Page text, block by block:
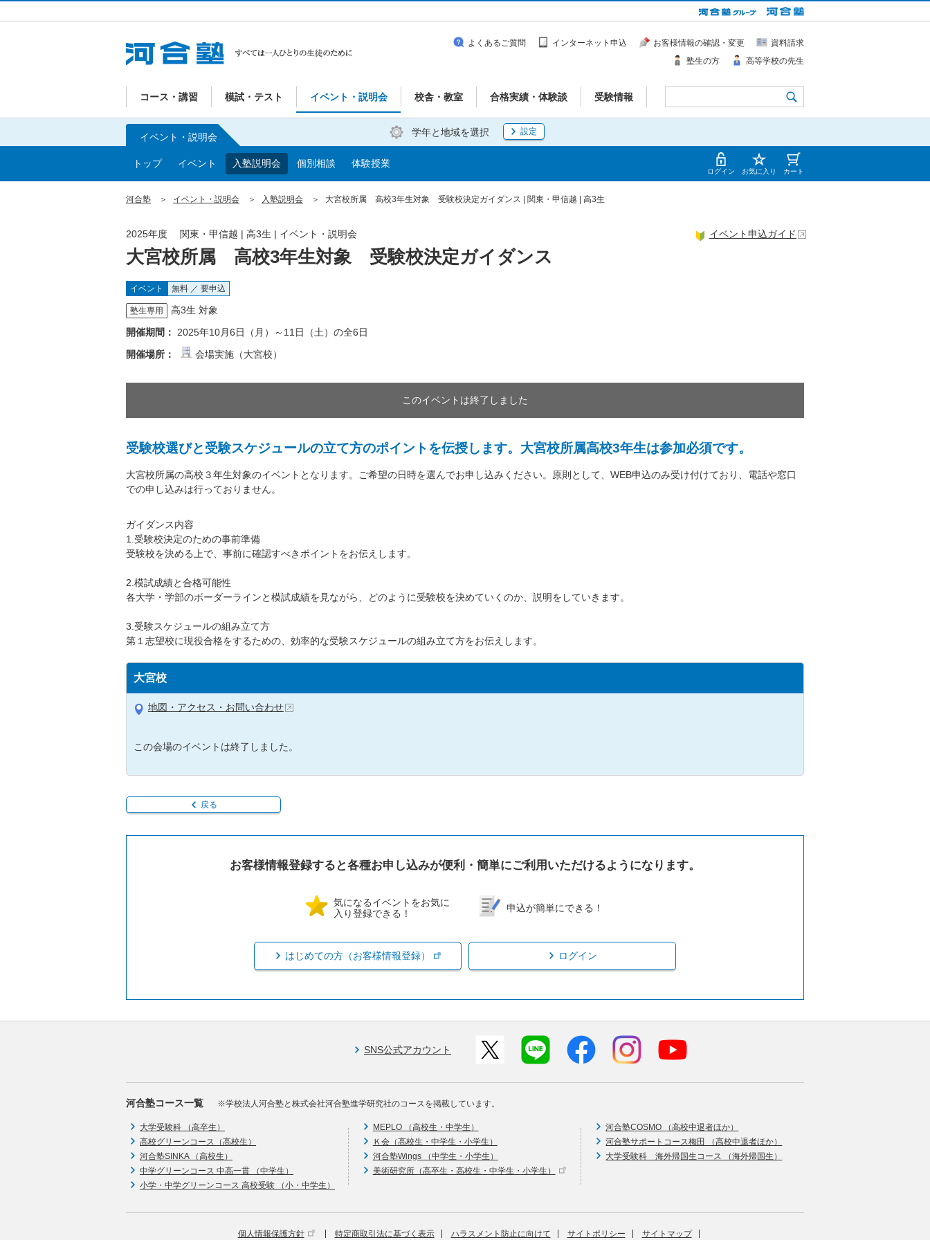
コース・講習 模試・テスト イベント・説明会 校舎・教室 合格実績・体験談 受験情報
よくあるご質問 インターネット申込 お客様情報の確認・変更
資料請求
塾生の方
高等学校の先生
学年と地域を選択 設定
イベント・説明会
トップ イベント 入塾説明会 個別相談 体験授業
ログイン お気に入り カート
河合塾 イベント・説明会 入塾説明会 大宮校所属 高校3年生対象 受験校決定ガイダンス | 関東・甲信越 | 高3生
大宮校所属 高校3年生対象 受験校決定ガイダンス
2025年度 関東・甲信越 | 高3生 | イベント・説明会 イベント申込ガイド
イベント 無料 ／ 要申込
塾生専用
高3生 対象
開催期間：
2025年10月6日（月）～11日（土）の全6日
開催場所：
会場実施（大宮校）
このイベントは終了しました
受験校選びと受験スケジュールの立て方のポイントを伝授します。大宮校所属高校3年生は参加必須です。
大宮校所属の高校３年生対象のイベントとなります。ご希望の日時を選んでお申し込みください。原則として、WEB申込のみ受け付けており、電話や窓口
での申し込みは行っておりません。
ガイダンス内容
1.受験校決定のための事前準備
受験校を決める上で、事前に確認すべきポイントをお伝えします。
2.模試成績と合格可能性
各大学・学部のボーダーラインと模試成績を見ながら、どのように受験校を決めていくのか、説明をしていきます。
3.受験スケジュールの組み立て方
第１志望校に現役合格をするための、効率的な受験スケジュールの組み立て方をお伝えします。
大宮校
地図・アクセス・お問い合わせ
この会場のイベントは終了しました。
戻る
お客様情報登録すると各種お申し込みが便利・簡単にご利用いただけるようになります。
気になるイベントをお気に
入り登録できる！
申込が簡単にできる！
はじめての方（お客様情報登録） ログイン
SNS公式アカウント
河合塾コース一覧 ※学校法人河合塾と株式会社河合塾進学研究社のコースを掲載しています。
大学受験科 （高卒生）
高校グリーンコース（高校生）
河合塾SINKA （高校生）
中学グリーンコース 中高一貫 （中学生）
小学・中学グリーンコース 高校受験 （小・中学生）
MEPLO （高校生・中学生）
Ｋ会（高校生・中学生・小学生）
河合塾Wings （中学生・小学生）
美術研究所（高卒生・高校生・中学生・小学生）
河合塾COSMO （高校中退者ほか）
河合塾サポートコース梅田 （高校中退者ほか）
大学受験科 海外帰国生コース （海外帰国生）
個人情報保護方針 特定商取引法に基づく表示 ハラスメント防止に向けて サイトポリシー サイトマップ